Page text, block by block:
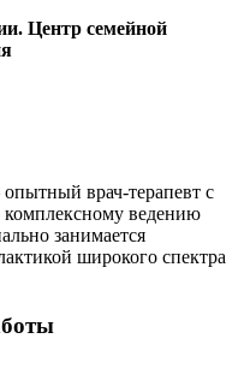
Центр семейной
врач-терапевт с
комплексному ведению
занимается
широкого спектра